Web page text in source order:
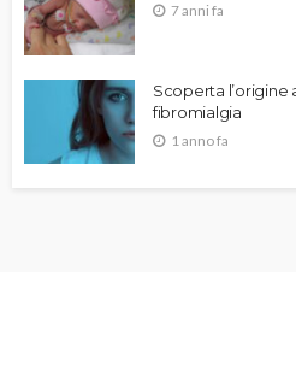
7 anni fa
Scoperta
fibromialgia
1 anno fa